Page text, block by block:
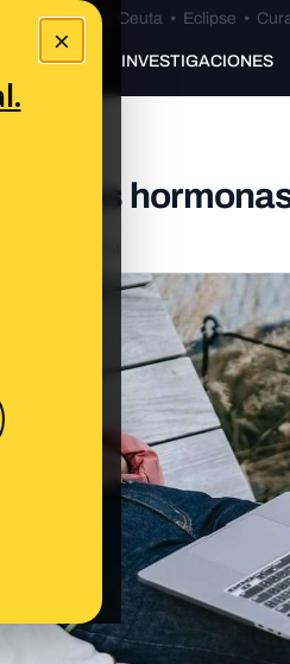
×
Ceuta•Bulos Ceuta • Eclipse •
INVESTIGACIONES
de las